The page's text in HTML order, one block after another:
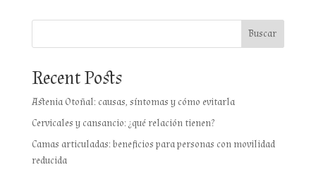
Buscar
Recent Posts
Astenia Otoñal: causas, síntomas y cómo evitarla
Cervicales y cansancio: ¿qué relación tienen?
Camas articuladas: beneficios para personas con movilidad
reducida